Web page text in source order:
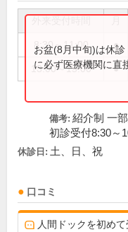
8:30～11:00 ●
13:00～15:00 ●
お盆(8月中旬)は休
に必ず医療機関に直
備考: 紹介制 一
初診受付8:30～
休診日: 土、日、祝
口コミ
人間ドックを初めて